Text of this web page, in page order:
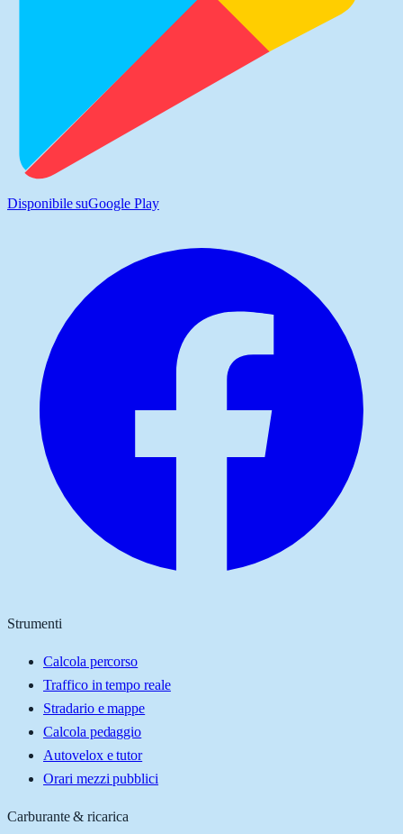
Disponibile suGoogle Play
Strumenti
Calcola percorso
Traffico in tempo reale
Stradario e mappe
Calcola pedaggio
Autovelox e tutor
Orari mezzi pubblici
Carburante & ricarica